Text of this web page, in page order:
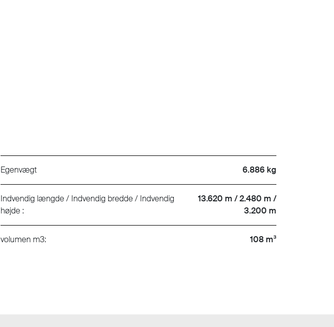
Egenvægt 6.886 kg
Indvendig længde / Indvendig bredde / Indvendig
højde :
13.620 m / 2.480 m /
3.200 m
volumen m3: 108 m³